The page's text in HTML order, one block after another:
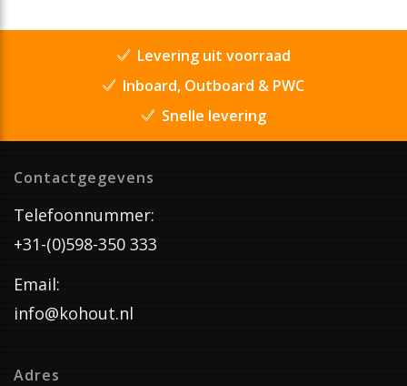
Levering uit voorraad
Inboard, Outboard & PWC
Snelle levering
Contactgegevens
Telefoonnummer:
+31-(0)598-350 333
Email:
info@kohout.nl
Adres